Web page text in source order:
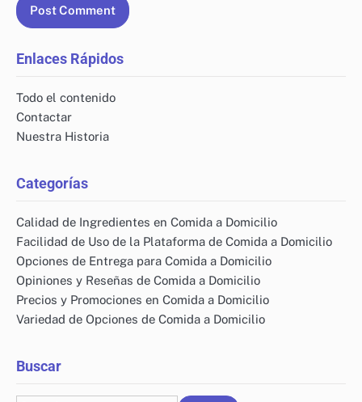
Enlaces Rápidos
Todo el contenido
Contactar
Nuestra Historia
Categorías
Calidad de Ingredientes en Comida a Domicilio
Facilidad de Uso de la Plataforma de Comida a Domicilio
Opciones de Entrega para Comida a Domicilio
Opiniones y Reseñas de Comida a Domicilio
Precios y Promociones en Comida a Domicilio
Variedad de Opciones de Comida a Domicilio
Buscar